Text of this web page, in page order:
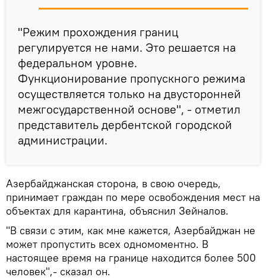
"Режим прохождения границ
регулируется не нами. Это решается на
федеральном уровне.
Функционирование пропускного режима
осуществляется только на двусторонней
межгосударственной основе", - отметил
представитель дербентской городской
администрации.
Азербайджанская сторона, в свою очередь,
принимает граждан по мере освобождения мест на
объектах для карантина, объяснил Зейналов.
"В связи с этим, как мне кажется, Азербайджан не
может пропустить всех одномоментно. В
настоящее время на границе находится более 500
человек",- сказал он.